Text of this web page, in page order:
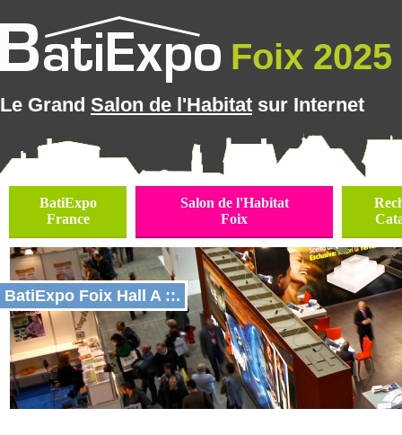
Foix
Le Grand Salon de l'Habitat sur Internet
BatiExpo
France
Salon de l'Habitat
Foix
BatiExpo Foix Hall A ::.